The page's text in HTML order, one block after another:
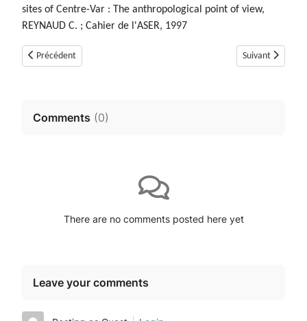
sites of Centre-Var : The anthropological point of view,
REYNAUD C. ; Cahier de l'ASER, 1997
Article précédent : Dolmen de l'Aspe ou des Bernards (Saint-Cézaire-sur-
Précédent Article suivant :
Suivant
Comments (0)
There are no comments posted here yet
Leave your comments